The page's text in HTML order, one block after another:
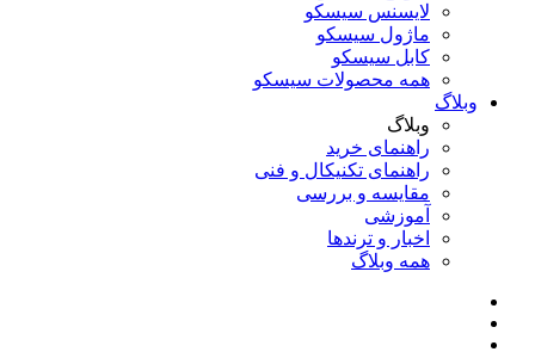
لایسنس سیسکو
ماژول سیسکو
کابل سیسکو
همه محصولات سیسکو
وبلاگ
وبلاگ
راهنمای خرید
راهنمای تکنیکال و فنی
مقایسه و بررسی
آموزشی
اخبار و ترندها
همه وبلاگ